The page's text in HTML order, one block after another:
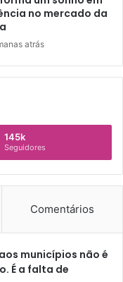
no mercado da
atrás
145k
Seguidores
Comentários
municípios não é
É a falta de